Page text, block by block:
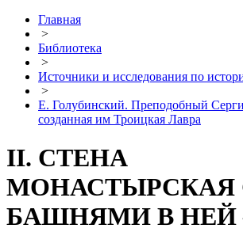
Главная
>
Библиотека
>
Источники и исследования по
>
Е. Голубинский. Преподобный
созданная им Троицкая Лавра
II. СТЕНА
МОНАСТЫРСКАЯ
БАШНЯМИ В НЕЙ